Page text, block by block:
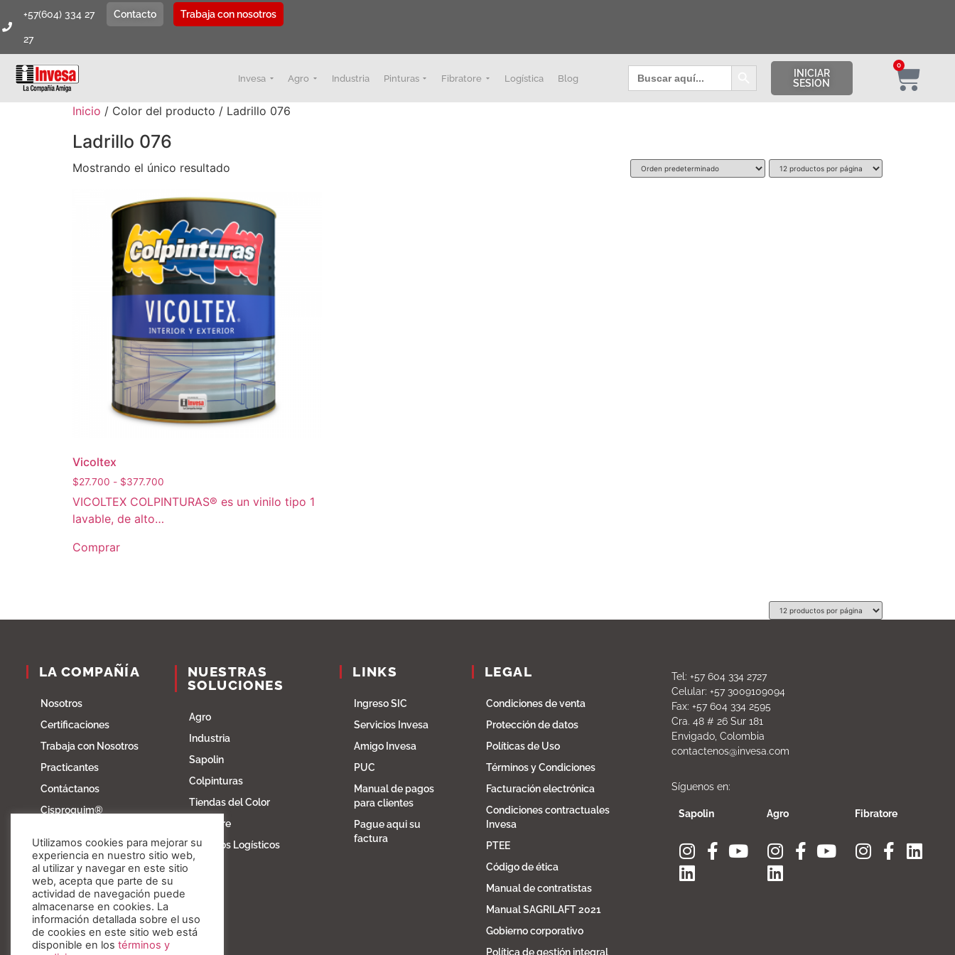
+57(604) 334 27
27
Contacto Trabaja con nosotros
Invesa Agro Industria Pinturas Fibratore Logística Blog
Buscar: Botón de búsqueda
INICIAR
SESION
0
Inicio / Color del producto / Ladrillo 076
Ladrillo 076
Mostrando el único resultado
Vicoltex
$27.700 - $377.700
VICOLTEX COLPINTURAS® es un vinilo tipo 1
lavable, de alto…
Comprar
LA COMPAÑÍA
Nosotros
Certificaciones
Trabaja con Nosotros
Practicantes
Contáctanos
Cisproquim®
Blog
Fundación Invesa
Nuestros valores
NUESTRAS
SOLUCIONES
Agro
Industria
Sapolin
Colpinturas
Tiendas del Color
Fibratore
Servicios Logísticos
LINKS
Ingreso SIC
Servicios Invesa
Amigo Invesa
PUC
Manual de pagos
para clientes
Pague aqui su
factura
LEGAL
Condiciones de venta
Protección de datos
Políticas de Uso
Términos y Condiciones
Facturación electrónica
Condiciones contractuales
Invesa
PTEE
Código de ética
Manual de contratistas
Manual SAGRILAFT 2021
Gobierno corporativo
Política de gestión integral
Tel: +57 604 334 2727
Celular: +57 3009109094
Fax: +57 604 334 2595
Cra. 48 # 26 Sur 181
Envigado, Colombia
contactenos@invesa.com
Síguenos en:
Sapolin Agro Fibratore
Utilizamos cookies para mejorar su
experiencia en nuestro sitio web,
al utilizar y navegar en este sitio
web, acepta que parte de su
actividad de navegación puede
almacenarse en cookies. La
información detallada sobre el uso
de cookies en este sitio web está
disponible en los términos y